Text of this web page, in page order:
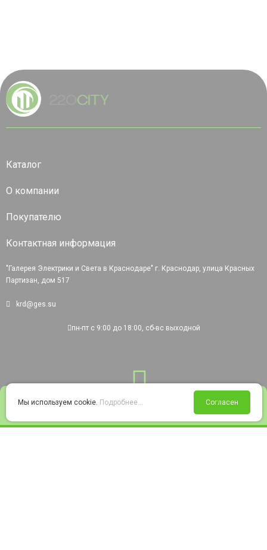
Войти Избранное Корзина
Каталог
О компании
Покупателю
Контактная информация
"Галерея Электрики и Света в Краснодаре" г. Краснодар, улица Красных
Партизан, дом 517
krd@ges.su
пн-пт с 9:00 до 18:00, сб-вс выходной
Мы используем cookie. Подробнее... Согласен